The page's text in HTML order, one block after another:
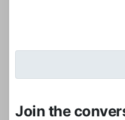
Join the